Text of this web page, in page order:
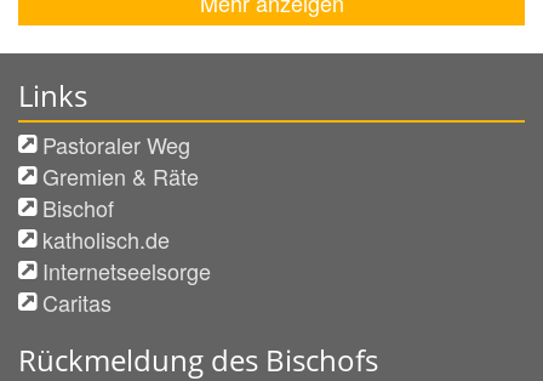
Links
Pastoraler Weg
Gremien & Räte
Bischof
katholisch.de
Internetseelsorge
Caritas
Rückmeldung des Bischofs